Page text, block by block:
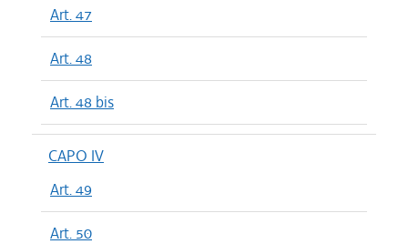
Art. 47
Art. 48
Art. 48 bis
CAPO IV
Art. 49
Art. 50